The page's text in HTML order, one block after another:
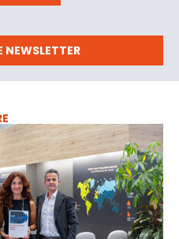
NEWSLETTER